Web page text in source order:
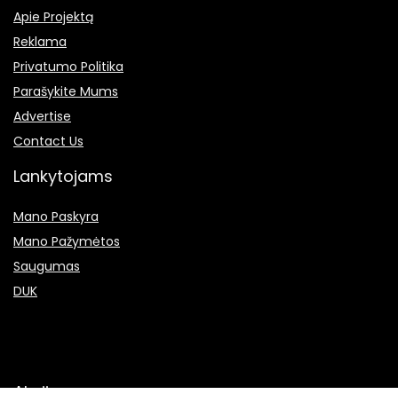
Apie Projektą
Reklama
Privatumo Politika
Parašykite Mums
Advertise
Contact Us
Lankytojams
Mano Paskyra
Mano Pažymėtos
Saugumas
DUK